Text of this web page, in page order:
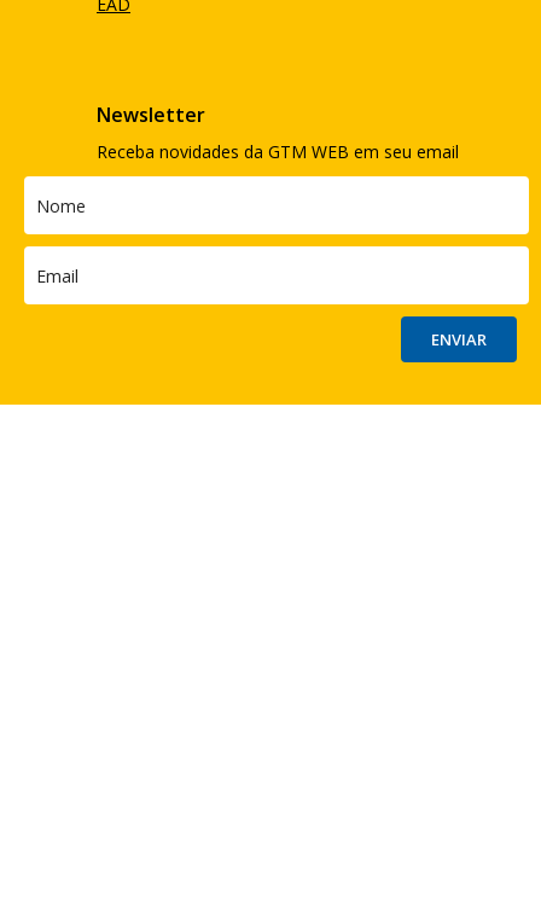
EAD
Newsletter
Receba novidades da GTM WEB em seu email